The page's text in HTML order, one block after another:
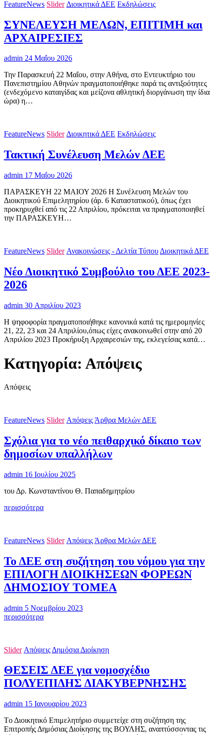
FeatureNews Slider Διοικητικά ΔΕΕ Εκδηλώσεις
ΣΥΝΕΛΕΥΣΗ ΜΕΛΩΝ, ΕΠΙΤΙΜΗ και
ΑΡΧΑΙΡΕΣΙΕΣ
admin 24 Μαΐου 2026
Την Παρασκευή 22 Μαΐου, στην Αθήνα, στο Εντευκτήριο του
Πανεπιστημίου Αθηνών πραγματοποιήθηκε παρά τις αντιξοότητες
(ενδεχόμενο καταιγίδας και μείζονα αθλητική διοργάνωση την ίδια
ώρα) η…
FeatureNews Slider Διοικητικά ΔΕΕ Εκδηλώσεις
Τακτική Συνέλευση Μελών ΔΕΕ
admin 17 Μαΐου 2026
ΠΑΡΑΣΚΕΥΗ 22 ΜΑΙΟΥ 2026 Η Συνέλευση Μελών του
Διοικητικού Επιμελητηρίου (άρ. 6 Καταστατικού), όπως έχει
προκηρυχθεί από τις 22 Απριλίου, πρόκειται να πραγματοποιηθεί
την ΠΑΡΑΣΚΕΥΗ…
FeatureNews Slider Ανακοινώσεις - Δελτία Τύπου Διοικητικά ΔΕΕ
Νέο Διοικητικό Συμβούλιο του ΔΕΕ 2023-
2026
admin 30 Απριλίου 2023
Η ψηφοφορία πραγματοποιήθηκε κανονικά κατά τις ημερομηνίες
21, 22, 23 και 24 Απριλίου,όπως είχες ανακοινωθεί στην από 20
Απριλίου 2023 Προκήρυξη Αρχαιρεσιών της, εκλεγείσας κατά…
Κατηγορία: Απόψεις
Απόψεις
FeatureNews Slider Απόψεις Άρθρα Μελών ΔΕΕ
Σχόλια για το νέο πειθαρχικό δίκαιο των
δημοσίων υπαλλήλων
admin 16 Ιουλίου 2025
του Δρ. Κωνσταντίνου Θ. Παπαδημητρίου
περισσότεραΣχόλια
πειθαρχικό
των
δημοσίων
υπαλλήλων
FeatureNews Slider Απόψεις Άρθρα Μελών ΔΕΕ
Το ΔΕΕ στη συζήτηση του νόμου για την
ΕΠΙΛΟΓΗ ΔΙΟΙΚΗΣΕΩΝ ΦΟΡΕΩΝ
ΔΗΜΟΣΙΟΥ ΤΟΜΕΑ
admin 5 Νοεμβρίου 2023
περισσότεραΤο
του
για
την
ΕΠΙΛΟΓΗ
ΦΟΡΕΩΝ
ΤΟΜΕΑ
Slider Απόψεις Δημόσια Διοίκηση
ΘΕΣΕΙΣ ΔΕΕ για νομοσχέδιο
ΠΟΛΥΕΠΙΔΗΣ ΔΙΑΚΥΒΕΡΝΗΣΗΣ
admin 15 Ιανουαρίου 2023
Tο Διοικητικό Επιμελητήριο συμμετείχε στη συζήτηση της
Επιτροπής Δημόσιας Διοίκησης της ΒΟΥΛΗΣ, αναπτύσσοντας τις